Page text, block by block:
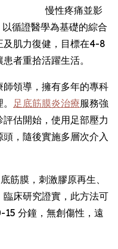
慢性疼痛並影
循證醫學為基礎的綜合
及肌力復健，目標在4-8
者重拾活躍生活。
領導，擁有多年的專科
足底筋膜炎治療服務強
估開始，使用足部壓力
，隨後實施多層次介入
筋膜，刺激膠原再生、
床研究證實，此方法可
分鐘，無創傷性，遠